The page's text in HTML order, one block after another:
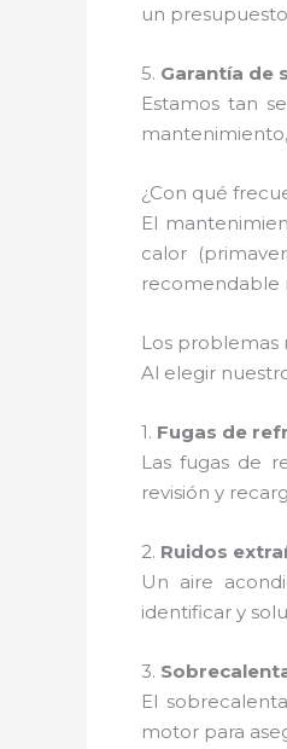
un
5. Garantía de
Estamos tan
¿Con qué
El
calor
recomendable
Los
Al elegir
1. Fugas de
Las fugas de
revisión y
2. Ruidos
Un aire
identificar y
3.
El
motor para